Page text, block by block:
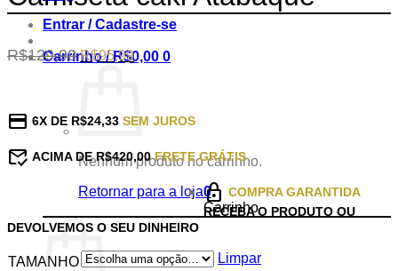
Entrar / Cadastre-se
Carrinho /R$0,00 0
Nenhum produto no carrinho.
Retornar para a loja0
Carrinho
R$129,99Original
R$95,99Current
credit_card 6X DE R$24,33 SEM JUROS
mark_email_read ACIMA DE R$420,00FRETE GRÁTIS
lock COMPRA GARANTIDA
RECEBA O PRODUTO OU
DEVOLVEMOS O SEU DINHEIRO
TAMANHO Limpar